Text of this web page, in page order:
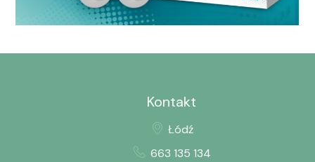
Kontakt
Łódź
663 135 134